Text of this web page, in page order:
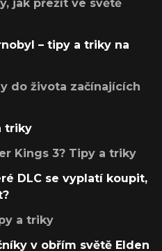
jak přežít ve světě
– tipy a triky na
do života začínajících
triky
Kings 3? Tipy a triky
DLC se vyplatí koupit,
a triky
v obřím světě Elden